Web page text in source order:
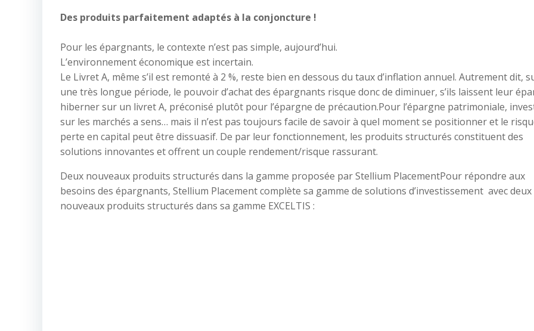
Des produits parfaitement adaptés à la conjoncture !
Pour les épargnants, le contexte n’est pas simple, aujourd’hui.
L’environnement économique est incertain.
Le Livret A, même s’il est remonté à 2 %, reste bien en dessous du taux d’inflation annuel. Autrement dit,
une très longue période, le pouvoir d’achat des épargnants risque donc de diminuer, s’ils laissent leur
hiberner sur un livret A, préconisé plutôt pour l’épargne de précaution.Pour l’épargne patrimoniale,
sur les marchés a sens… mais il n’est pas toujours facile de savoir à quel moment se positionner et le
perte en capital peut être dissuasif. De par leur fonctionnement, les produits structurés constituent des
solutions innovantes et offrent un couple rendement/risque rassurant.
Deux nouveaux produits structurés dans la gamme proposée par Stellium PlacementPour répondre aux
besoins des épargnants, Stellium Placement complète sa gamme de solutions d’investissement avec deux
nouveaux produits structurés dans sa gamme EXCELTIS :